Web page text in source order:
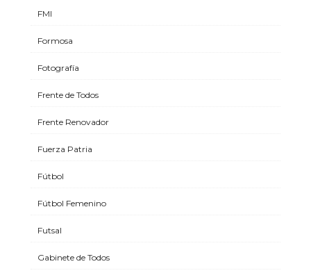
FMI
Formosa
Fotografía
Frente de Todos
Frente Renovador
Fuerza Patria
Fútbol
Fútbol Femenino
Futsal
Gabinete de Todos